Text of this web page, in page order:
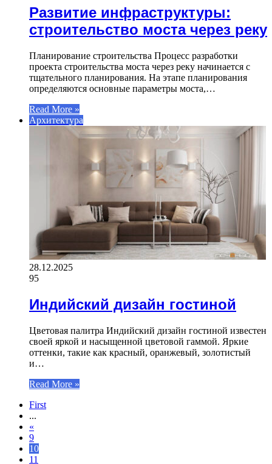
Развитие инфраструктуры:
строительство моста через реку
Планирование строительства Процесс разработки
проекта строительства моста через реку начинается с
тщательного планирования. На этапе планирования
определяются основные параметры моста,…
Read More »
Архитектура
28.12.2025
95
Индийский дизайн гостиной
Цветовая палитра Индийский дизайн гостиной известен
своей яркой и насыщенной цветовой гаммой. Яркие
оттенки, такие как красный, оранжевый, золотистый
и…
Read More »
First
...
«
9
10
11